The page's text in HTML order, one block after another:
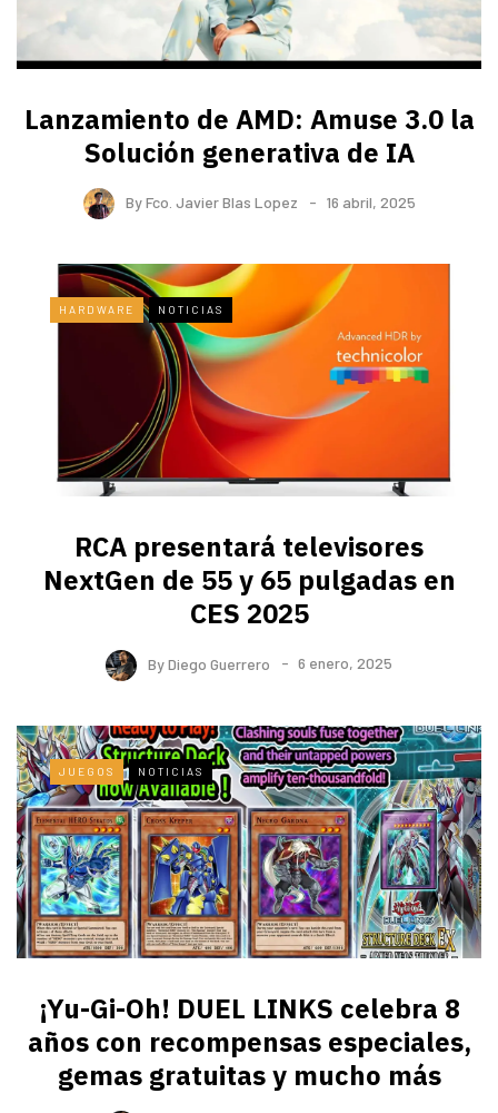
Lanzamiento de AMD: Amuse 3.0 la
Solución generativa de IA
ByFco. Javier Blas Lopez 16 abril, 2025
HARDWARE NOTICIAS
RCA presentará televisores
NextGen de 55 y 65 pulgadas en
CES 2025
ByDiego Guerrero 6 enero, 2025
JUEGOS NOTICIAS
¡Yu-Gi-Oh! DUEL LINKS celebra 8
años con recompensas especiales,
gemas gratuitas y mucho más